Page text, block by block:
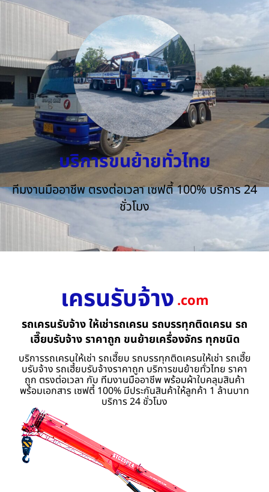
บริการขนย้ายทั่วไทย
ทีมงานมืออาชีพ ตรงต่อเวลา เซฟตี้ 100% บริการ 24
ชั่วโมง
เครนรับจ้าง .com
รถเครนรับจ้าง ให้เช่ารถเครน รถบรรทุกติดเครน รถ
เฮี๊ยบรับจ้าง ราคาถูก ขนย้ายเครื่องจักร ทุกชนิด
บริการรถเครนให้เช่า รถเฮี๊ยบ รถบรรทุกติดเครนให้เช่า รถเฮี๊ย
บรับจ้าง รถเฮี้ยบรับจ้างราคาถูก บริการขนย้ายทั่วไทย ราคา
ถูก ตรงต่อเวลา กับ ทีมงานมืออาชีพ พร้อมผ้าใบคลุมสินค้า
พร้อมเอกสาร เซฟตี้ 100% มีประกันสินค้าให้ลูกค้า 1 ล้านบาท
บริการ 24 ชั่วโมง